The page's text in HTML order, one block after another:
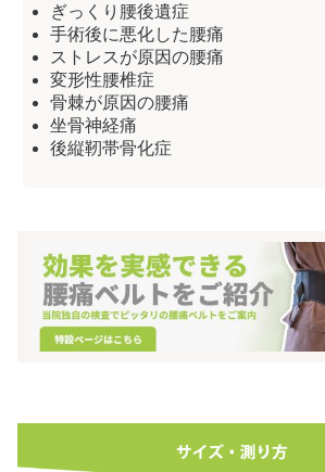
ぎっくり腰後遺症
手術後に悪化した腰痛
ストレスが原因の腰痛
変形性腰椎症
骨棘が原因の腰痛
坐骨神経痛
後縦靭帯骨化症